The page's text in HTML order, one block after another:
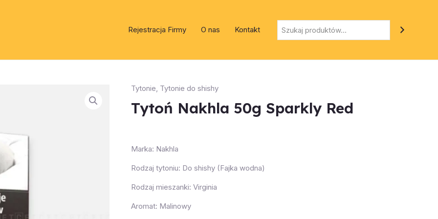
Rejestracja Firmy O nas Kontakt
Tytonie, Tytonie do shishy
Tytoń Nakhla 50g Sparkly Red
Marka: Nakhla
Rodzaj tytoniu: Do shishy (Fajka wodna)
Rodzaj mieszanki: Virginia
Aromat: Malinowy